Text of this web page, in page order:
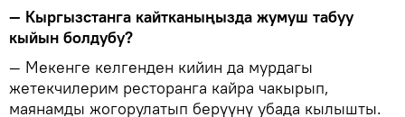
— Кыргызстанга кайтканыңызда жумуш табуу
кыйын болдубу?
— Мекенге келгенден кийин да мурдагы
жетекчилерим ресторанга кайра чакырып,
маянамды жогорулатып берүүнү убада кылышты.